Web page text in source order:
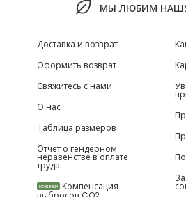
МЫ ЛЮБИМ
Доставка и возврат
Оформить возврат
Свяжитесь с нами
О нас
Таблица размеров
Отчет о гендерном
неравенстве в оплате
труда
НОВИНКИ Компенсация